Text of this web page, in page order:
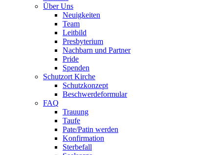
Über Uns
Neuigkeiten
Team
Leitbild
Presbyterium
Nachbarn und Partner
Pride
Spenden
Schutzort Kirche
Schutzkonzept
Beschwerdeformular
FAQ
Trauung
Taufe
Pate/Patin werden
Konfirmation
Sterbefall